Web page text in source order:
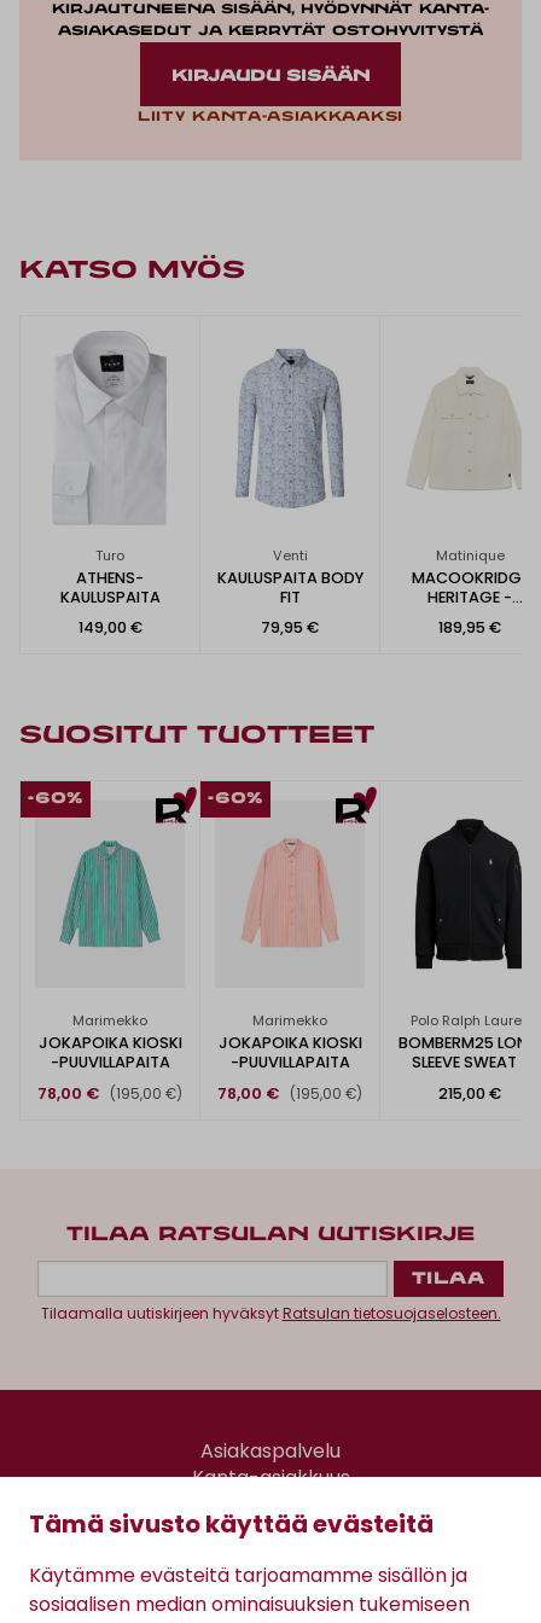
Tämä sivusto käyttää evästeitä
Käytämme evästeitä tarjoamamme sisällön ja
sosiaalisen median ominaisuuksien tukemiseen
Kirjautuneena sisään, hyödynnät kanta-
asiakasedut ja kerrytät ostohyvitystä
KIRJAUDU SISÄÄN
Liity kanta-asiakkaaksi
KATSO MYÖS
Turo
ATHENS-
KAULUSPAITA
149,00 €
Venti
KAULUSPAITA BODY
FIT
79,95 €
Matinique
MACOOKRIDGE
HERITAGE -
189,95 €
SUOSITUT TUOTTEET
-60%
Marimekko
JOKAPOIKA KIOSKI
-PUUVILLAPAITA
78,00 €
(195,00 €)
-60%
Marimekko
JOKAPOIKA KIOSKI
-PUUVILLAPAITA
78,00 €
(195,00 €)
Polo Ralph Lauren
BOMBERM25 LONG
SLEEVE SWEAT -
215,00 €
TILAA RATSULAN UUTISKIRJE
Tilaamalla uutiskirjeen hyväksytRatsulan tietosuojaselosteen.
Asiakaspalvelu
Kanta-asiakkuus
Gomee Ratsula Café
Sopimusehdot
Tietosuojaseloste